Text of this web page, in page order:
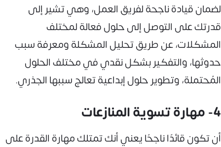
لضمان قيادة ناجحة لفريق العمل، وهي تشير إلى
قدرتك على التوصل إلى حلول فعالة لمختلف
المشكلات، عن طريق تحليل المشكلة ومعرفة سبب
حدوثها، والتفكير بشكل نقدي في مختلف الحلول
المُحتملة، وتطوير حلول إبداعية تعالج سببها الجذري.
4- مهارة تسوية المنازعات
أن تكون قائدًا ناجحًا يعني أنك تمتلك مهارة القدرة على